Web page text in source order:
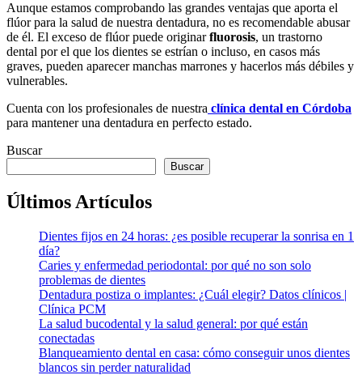
Aunque estamos comprobando las grandes ventajas que aporta el
flúor para la salud de nuestra dentadura, no es recomendable abusar
de él. El exceso de flúor puede originarfluorosis, un trastorno
dental por el que los dientes se estrían o incluso, en casos más
graves, pueden aparecer manchas marrones y hacerlos más débiles y
vulnerables.
Cuenta con los profesionales de nuestra clínica dental en Córdoba
para mantener una dentadura en perfecto estado.
Buscar
Buscar
Últimos Artículos
Dientes fijos en 24 horas: ¿es posible recuperar la sonrisa en 1
día?
Caries y enfermedad periodontal: por qué no son solo
problemas de dientes
Dentadura postiza o implantes: ¿Cuál elegir? Datos clínicos |
Clínica PCM
La salud bucodental y la salud general: por qué están
conectadas
Blanqueamiento dental en casa: cómo conseguir unos dientes
blancos sin perder naturalidad